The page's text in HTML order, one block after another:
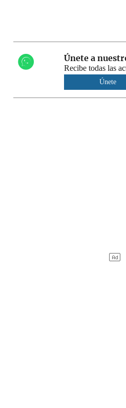
Únete a
Recibe todas las
Únete